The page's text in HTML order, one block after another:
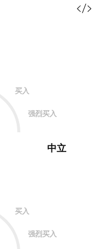
有去做，且没做好
地的房价比2014年
是因为他在政治上
买入
强烈买入
买入
强烈买入
中立